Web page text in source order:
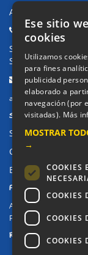
Avda. de Pablo
Teléfonos:
Secretaría Ppal:
Secretaría Infantil:
Email:
SUGERENCIAS Y
Sugerencias,
Canal de denuncias
Buzón denuncia
PRIVACIDAD
Aviso legal / Política de
Política de Cookies
REDES SOCIALES
Ese sitio
cookies
Utilizamos
para fines
publicidad
elaborado a
navegación (por
visitadas). Más
MOSTRAR
→
COOKIES
COOKIES
COOKIES
COOKIES